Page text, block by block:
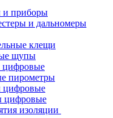
и приборы
и дальномеры
клещи
щупы
цифровые
пирометры
цифровые
цифровые
изоляции